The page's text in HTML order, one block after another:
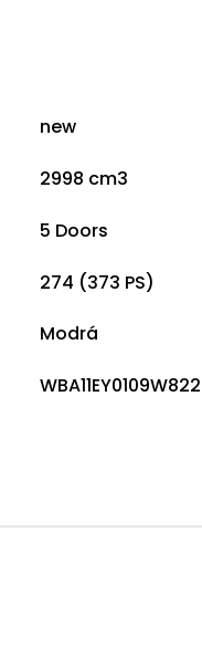
new
2998 cm3
5 Doors
274 (373 PS)
Modrá